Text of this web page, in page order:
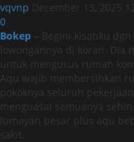
vqvnp December 13, 2025
0
Bokep – Begini kisahku dgn
lowongannya di koran. Dia
untuk mengurus rumah
Aqu wajib membersihkan
pokoknya seluruh
menguasai semuanya
lumayan besar plus aqu
sakit.